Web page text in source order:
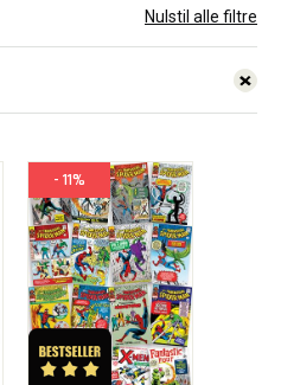
Nulstil alle filtre
- 11%